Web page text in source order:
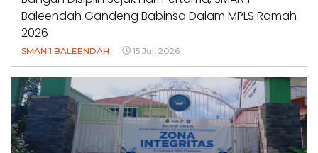
Baleendah Gandeng Babinsa Dalam MPLS Ramah
2026
SMAN 1 BALEENDAH 15 Juli 2026